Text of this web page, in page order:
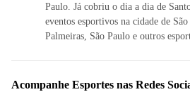
Paulo. Já cobriu o dia a dia de
eventos esportivos na cidade de
Palmeiras, São Paulo e outros
Acompanhe Esportes nas Redes